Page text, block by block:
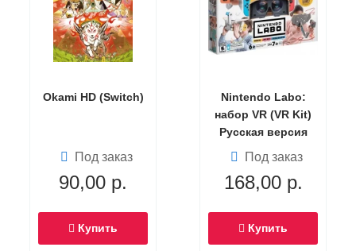
Okami HD (Switch)
Под заказ
90,00 р.
Купить
Nintendo Labo:
набор VR (VR Kit)
Русская версия
(Switch)
Под заказ
168,00р.
Купить